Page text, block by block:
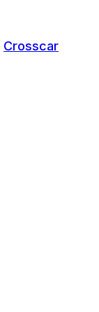
Crosscar